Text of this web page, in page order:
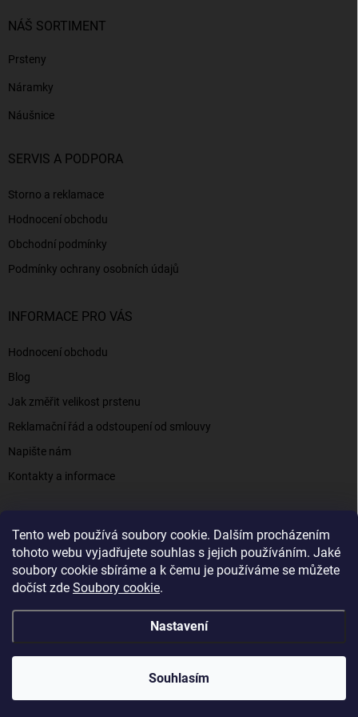
Tento web používá soubory cookie. Dalším procházením
tohoto webu vyjadřujete souhlas s jejich používáním. Jaké
soubory cookie sbíráme a k čemu je používáme se můžete
dočíst zde Soubory cookie.
Nastavení
Souhlasím
NÁŠ SORTIMENT
Prsteny
Náramky
Náušnice
SERVIS A PODPORA
Storno a reklamace
Hodnocení obchodu
Obchodní podmínky
Podmínky ochrany osobních údajů
INFORMACE PRO VÁS
Hodnocení obchodu
Blog
Jak změřit velikost prstenu
Reklamační řád a odstoupení od smlouvy
Napište nám
Kontakty a informace
Elenys.cz - šperky, kterým věříte už od roku 2016
Vytvořil Shoptet